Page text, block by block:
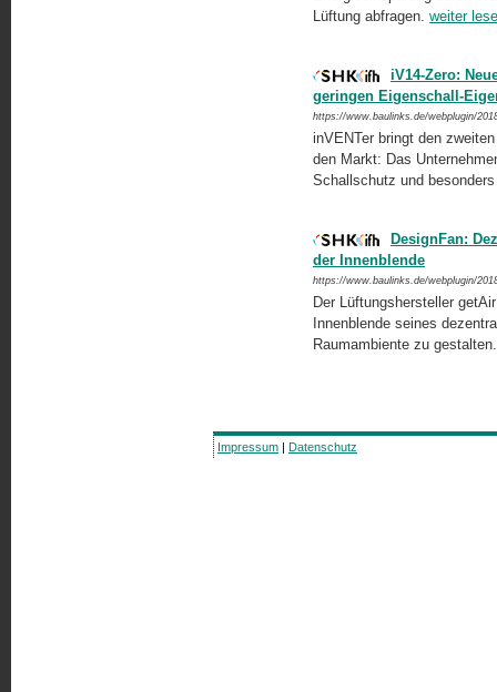
Lüftung abfragen. weiter
iV14-Zero:
geringen Eigenschall-
https://www.baulinks.de/webplugin/
inVENTer bringt den
den Markt: Das
Schallschutz und
DesignFan:
der Innenblende
https://www.baulinks.de/webplugin/
Der Lüftungshersteller
Innenblende seines
Raumambiente zu
Impressum | Datenschutz